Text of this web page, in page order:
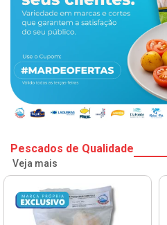
Pescados de Qualidade
Veja mais